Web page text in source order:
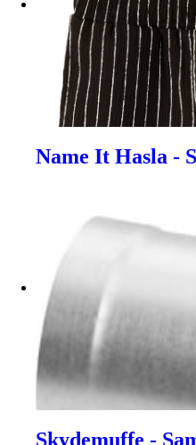
Name It Hasla -
Skydemuffe -